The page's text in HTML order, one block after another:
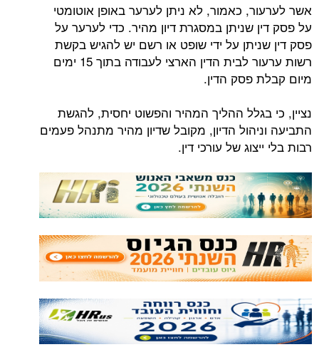
אשר לערעור, כאמור, לא ניתן לערער באופן אוטומטי
על פסק דין שניתן במסגרת דיון מהיר. כדי לערער על
פסק דין שניתן על ידי שופט או רשם יש להגיש בקשת
רשות ערעור לבית הדין הארצי לעבודה בתוך 15 ימים
מיום קבלת פסק הדין.
נציין, כי בגלל ההליך המהיר והפשוט יחסית, להגשת
התביעה וניהול הדיון, מקובל שדיון מהיר מתנהל פעמים
רבות בלי ייצוג של עורכי דין.